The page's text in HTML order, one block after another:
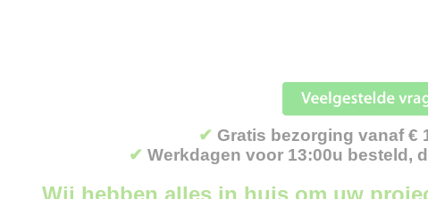
✔ Gratis bezorging vanaf €
✔ Werkdagen voor 13:00u besteld,
Wij hebben alles in huis om uw